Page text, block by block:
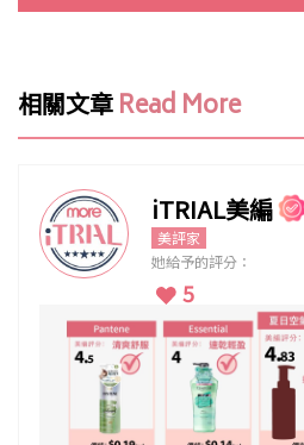
相關文章 Read More
iTRIAL美編
美評家
她給予的評分：
5